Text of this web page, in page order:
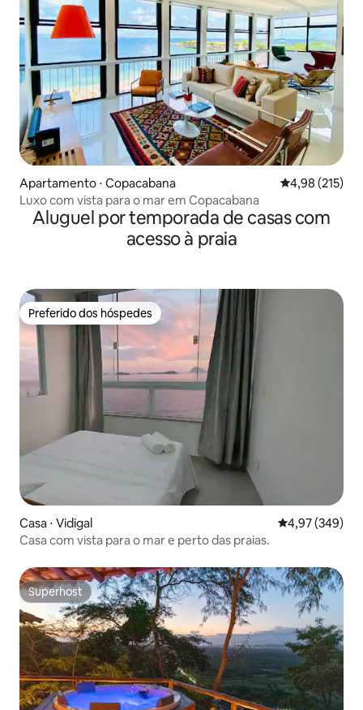
Apartamento ⋅ Copacabana 4,98 de uma
4,98 (215)
Luxo com vista para o mar em Copacabana
Aluguel por temporada de casas com
acesso à praia
Preferido dos hóspedes
Preferido dos hóspedes
Casa ⋅ Vidigal 4,97 de uma
4,97 (349)
Casa com vista para o mar e perto das praias.
Superhost
Superhost